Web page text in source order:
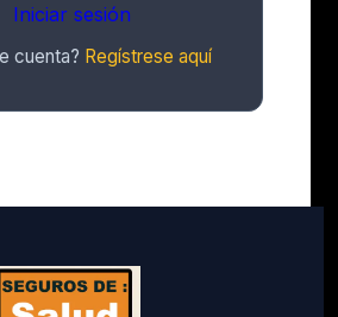
Iniciar sesión
cuenta? Regístrese aquí